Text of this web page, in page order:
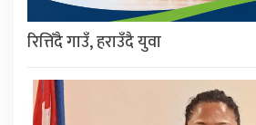
रित्तिँदै गाउँ, हराउँदै युवा